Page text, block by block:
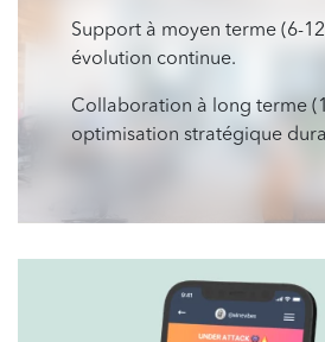
Support à moyen terme (6-
évolution continue.
Collaboration à long terme
optimisation stratégique